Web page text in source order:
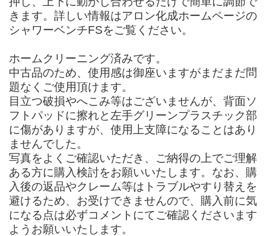
きます。詳しい情報はアロン化成ホームページの
シャワーベンチFSをご覧ください。
ホームクリーニング済みです。
中古品のため、使用感は御座いますがまだまだ問
題なくご使用頂けます。
目立つ破損やへこみ等はございませんが、背面ソ
フトパッドに擦れと左手グリーンプラスチック部
に傷がありますが、使用上支障になることはあり
ませんでした。
写真をよくご確認いただき、ご納得の上でご理解
ある方に購入検討をお願いいたします。なお、購
入後の返品やクレーム等はトラブルやすり替えを
避けるため、お受けできませんので、購入前に気
になる点は必ずコメントにてご確認くださいます
ようお願いいたします。